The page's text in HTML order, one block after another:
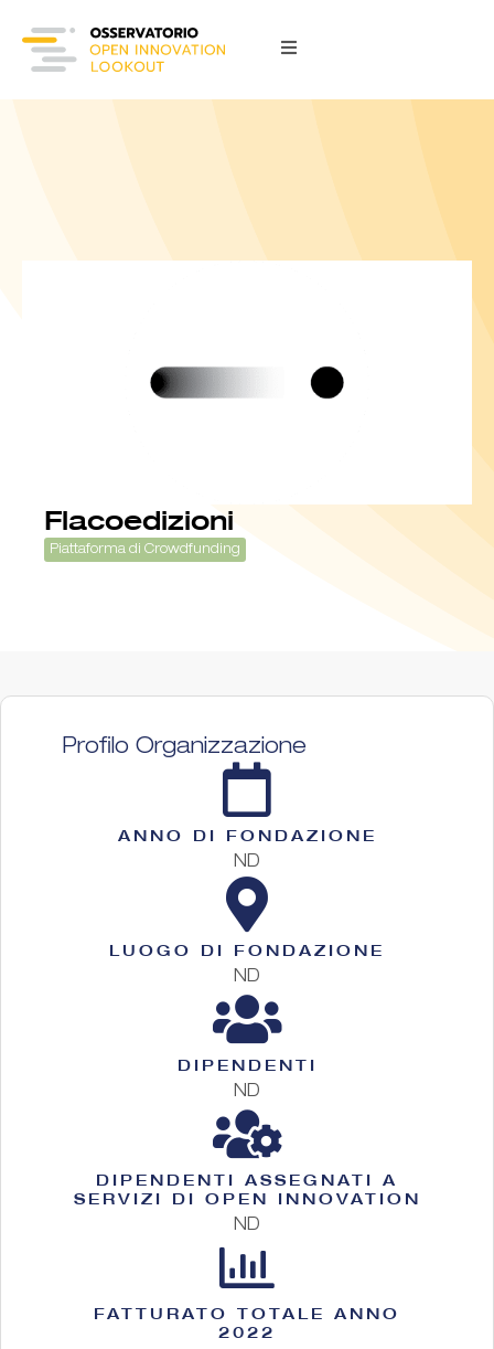
Flacoedizioni
Piattaforma di Crowdfunding
Profilo Organizzazione
ANNO DI FONDAZIONE
ND
LUOGO DI FONDAZIONE
ND
DIPENDENTI
ND
DIPENDENTI ASSEGNATI A
SERVIZI DI OPEN INNOVATION
ND
FATTURATO TOTALE ANNO
2022